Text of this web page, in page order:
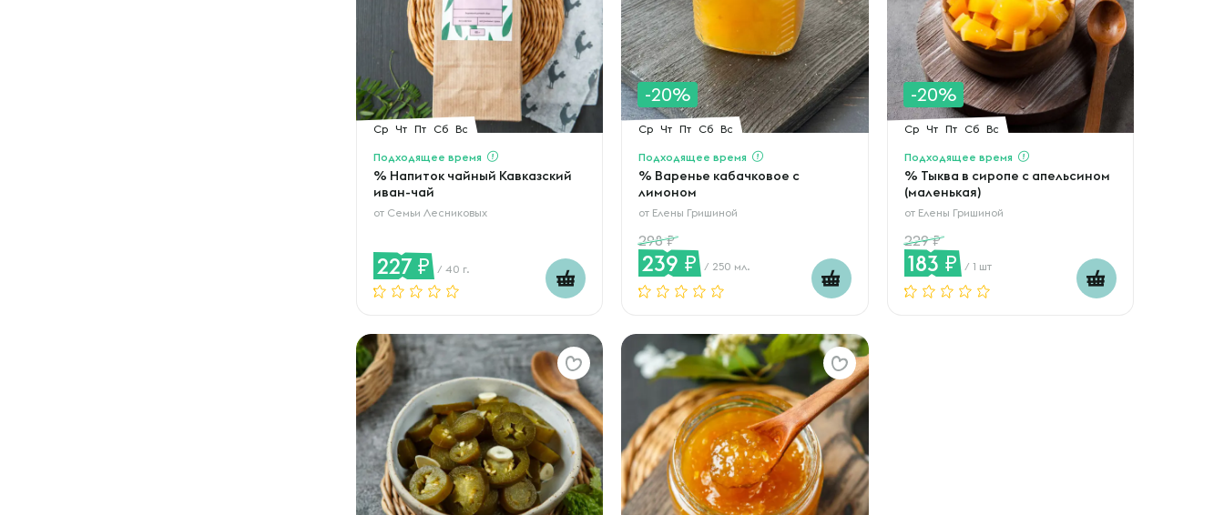
Ср Чт Пт Сб Вс
Подходящее время
% Напиток чайный Кавказский
иван-чай
от Семьи Лесниковых
227 / 40 г.
-20%
Ср Чт Пт Сб Вс
Подходящее время
% Варенье кабачковое с
лимоном
от Елены Гришиной
298
239 / 250 мл.
-20%
Ср Чт Пт Сб Вс
Подходящее время
% Тыква в сиропе с апельсином
(маленькая)
от Елены Гришиной
229
183 / 1 шт